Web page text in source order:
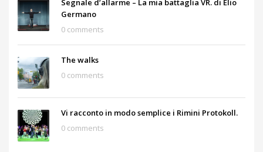
Segnale d’allarme – La mia battaglia VR. di Elio
Germano
0 comments
The walks
0 comments
Vi racconto in modo semplice i Rimini Protokoll.
0 comments